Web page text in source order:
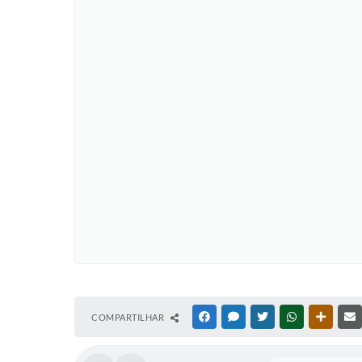
COMPARTILHAR FACEBOOKMESSENGER
TWITTERWHATSAPP